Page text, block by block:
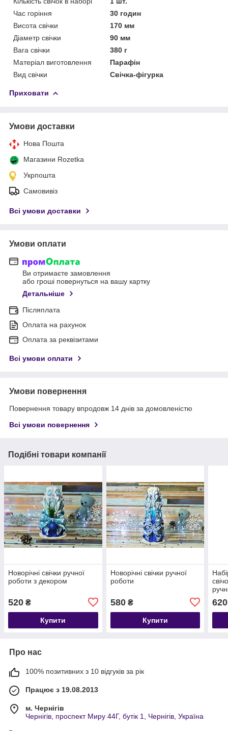
Час горіння
30 годин
Висота свічки
170 мм
Діаметр свічки
90 мм
Вага свічки
380 г
Матеріал виготовлення
Парафін
Вид свічки
Свічка-фігурка
Приховати
Умови доставки
Нова Пошта
Магазини Rozetka
Укрпошта
Самовивіз
Всі умови доставки
Умови оплати
Ви отримаєте замовлення
або гроші повернуться на вашу картку
Детальніше
Післяплата
Оплата на рахунок
Оплата за реквізитами
Всі умови оплати
Умови повернення
Повернення товару впродовж 14 днів за домовленістю
Всі умови повернення
Подібні товари компанії
Новорічні свічки ручної
роботи з декором
520 ₴
Купити
Новорічні свічки ручної
роботи
580₴
Купити
620
Про нас
100% позитивних з 10 відгуків за рік
Працює з 19.08.2013
м. Чернігів
Чернігів, проспект Миру 44Г, бутік 1, Чернігів, Україна